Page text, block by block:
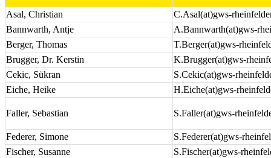
Asal, Christian
C.Asal(at)gws-
Bannwarth, Antje
A.Bannwarth(at)gws-
Berger, Thomas
T.Berger(at)gws-
Brugger, Dr. Kerstin
K.Brugger(at)gws-
Cekic, Sükran
S.Cekic(at)gws-
Eiche, Heike
H.Eiche(at)gws-
Faller, Sebastian S.Faller(at)gws-
Federer, Simone
S.Federer(at)gws-
Fischer, Susanne
S.Fischer(at)gws-